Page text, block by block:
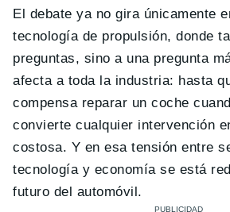
El debate ya no gira únicamente
tecnología de propulsión, donde
preguntas, sino a una pregunta
afecta a toda la industria: hasta
compensa reparar un coche
convierte cualquier intervención
costosa. Y en esa tensión entre
tecnología y economía se está
futuro del automóvil.